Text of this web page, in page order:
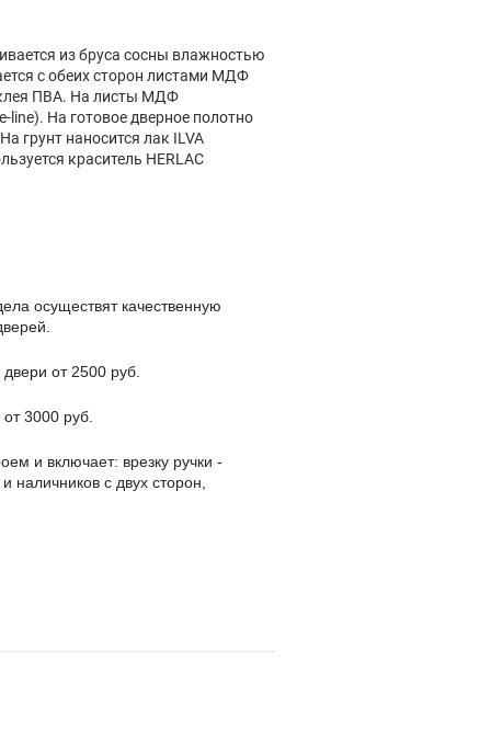
из бруса сосны влажностью
с обеих сторон листами МДФ
ПВА. На листы МДФ
На готовое дверное полотно
грунт наносится лак ILVA
краситель HERLAC
осуществят качественную
от 2500 руб.
3000 руб.
и включает: врезку ручки -
наличников с двух сторон,